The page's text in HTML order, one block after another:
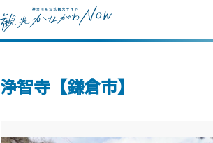
浄智寺【鎌倉市】